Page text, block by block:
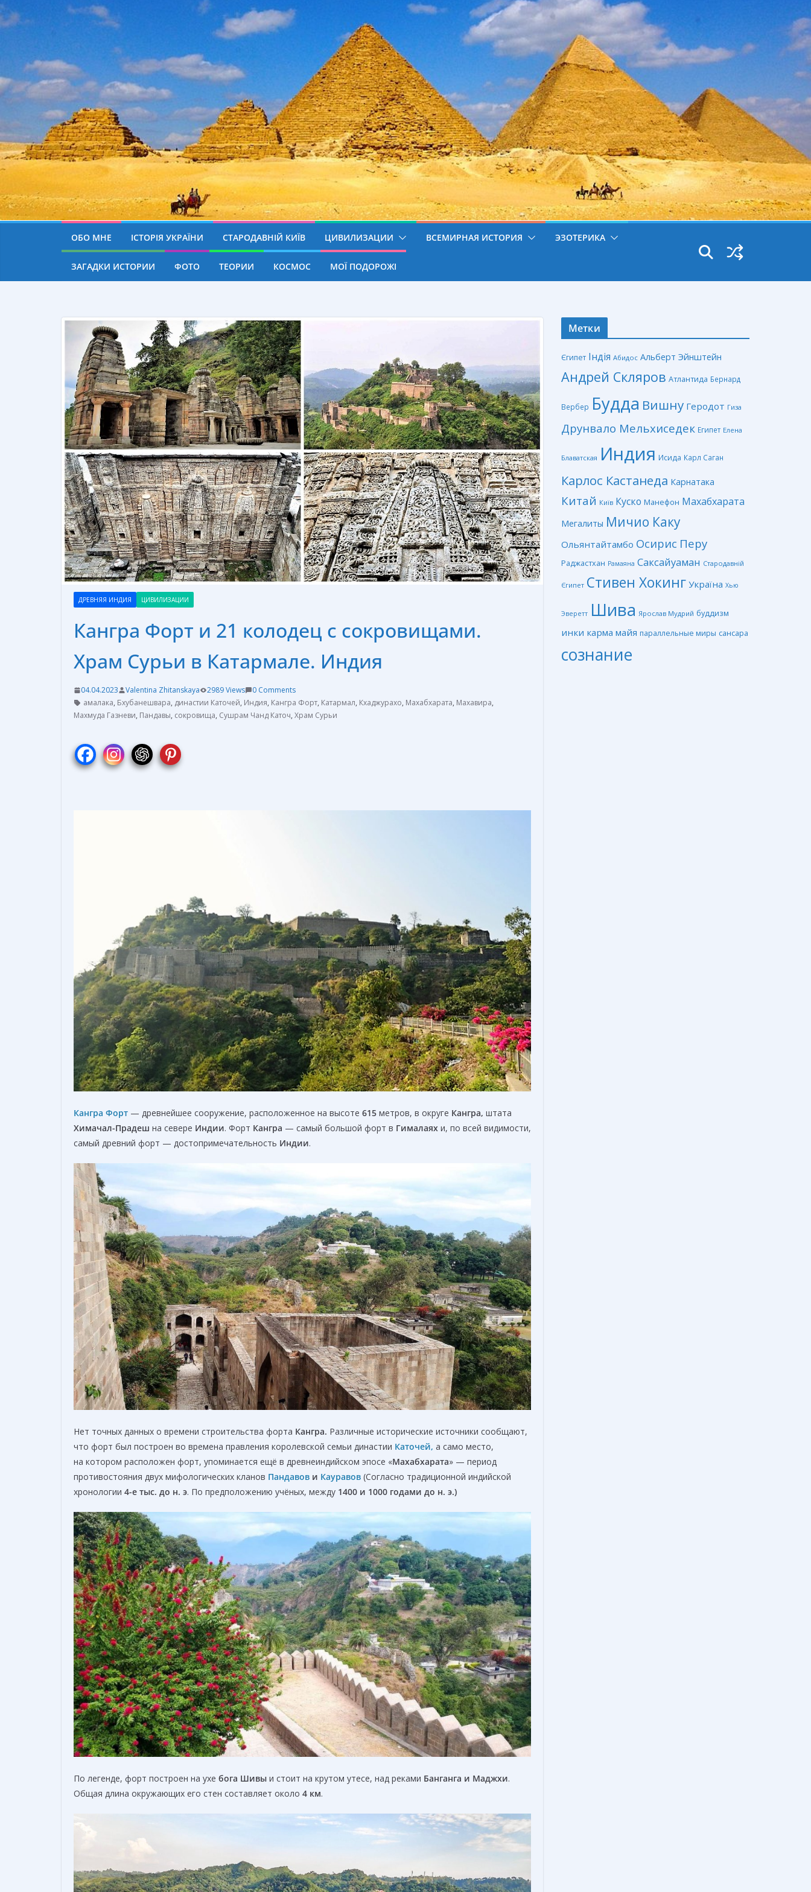
ОБО МНЕ ІСТОРІЯ УКРАЇНИ СТАРОДАВНІЙ КИЇВ ЦИВИЛИЗАЦИИ ВСЕМИРНАЯ ИСТОРИЯ ЭЗОТЕРИКА
ЗАГАДКИ ИСТОРИИ ФОТО ТЕОРИИ КОСМОС МОЇ ПОДОРОЖІ
ДРЕВНЯЯ ИНДИЯ ЦИВИЛИЗАЦИИ
Кангра Форт и 21 колодец с сокровищами.
Храм Сурьи в Катармале. Индия
04.04.2023 Valentina Zhitanskaya 2989 Views
0 Comments
амалака, Бхубанешвара, династии Каточей, Индия, Кангра Форт, Катармал, Кхаджурахо, Махабхарата, Махавира,
Махмуда Газневи, Пандавы, сокровища, Сушрам Чанд Каточ, Храм Сурьи
Кангра Форт — древнейшее сооружение, расположенное на высоте 615 метров, в округе Кангра, штата
Химачал-Прадеш на севере Индии. Форт Кангра — самый большой форт в Гималаях и, по всей видимости,
самый древний форт — достопримечательность Индии.
Нет точных данных о времени строительства форта Кангра. Различные исторические источники сообщают,
что форт был построен во времена правления королевской семьи династии Каточей, а само место,
на котором расположен форт, упоминается ещё в древнеиндийском эпосе «Махабхарата» — период
противостояния двух мифологических кланов Пандавов и Кауравов (Согласно традиционной индийской
хронологии 4-е тыс. до н. э. По предположению учёных, между 1400 и 1000 годами до н. э.)
По легенде, форт построен на ухе бога Шивы и стоит на крутом утесе, над реками Банганга и Маджхи.
Общая длина окружающих его стен составляет около 4 км.
Метки
Єгипет Індія Абидос Альберт Эйнштейн
Андрей Скляров Атлантида Бернард
Вербер Будда Вишну Геродот Гиза
Друнвало Мельхиседек Египет Елена
Блаватская Индия Исида Карл Саган
Карлос Кастанеда Карнатака
Китай Київ Куско Манефон Махабхарата
Мегалиты Мичио Каку
Ольянтайтамбо Осирис Перу
Раджастхан Рамаяна Саксайуаман Стародавній
Єгипет Стивен Хокинг Україна Хью
Эверетт Шива Ярослав Мудрий буддизм
инки карма майя параллельные миры сансара
сознание